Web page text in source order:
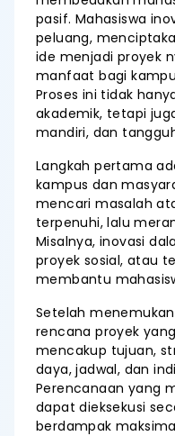
pasif. Mahasiswa
peluang,
ide menjadi proyek
manfaat bagi
Proses ini tidak
akademik, tetapi
mandiri, dan
Langkah pertama
kampus dan
mencari masalah
terpenuhi, lalu
Misalnya, inovasi
proyek sosial, atau
membantu
Setelah
rencana proyek
mencakup tujuan,
daya, jadwal, dan
Perencanaan yang
dapat dieksekusi
berdampak